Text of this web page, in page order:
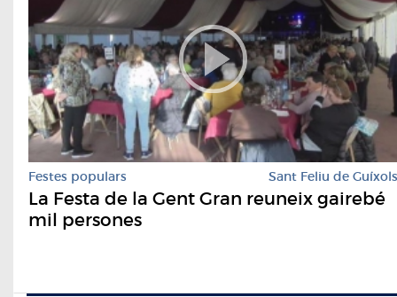
Festes populars Sant Feliu de Guíxols
La Festa de la Gent Gran reuneix gairebé
mil persones